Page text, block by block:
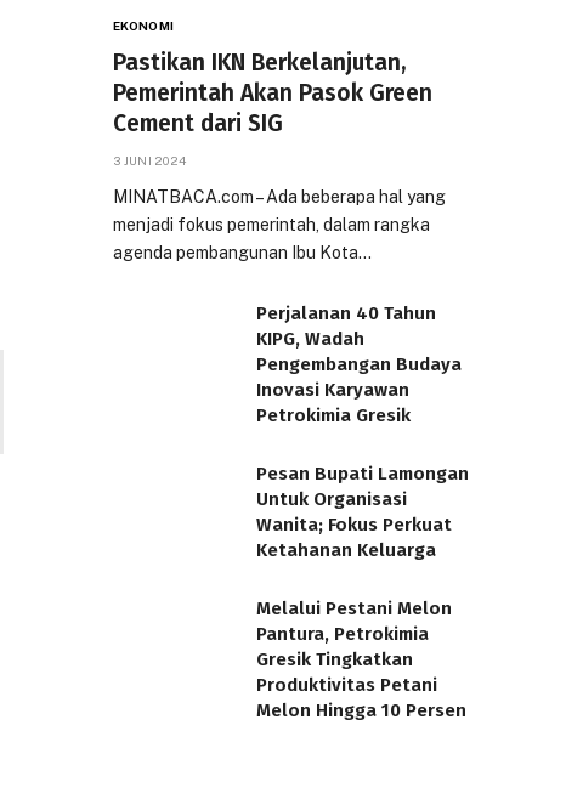
EKONOMI
Pastikan IKN Berkelanjutan,
Pemerintah Akan Pasok Green
Cement dari SIG
3 JUNI 2024
MINATBACA.com – Ada beberapa hal yang
menjadi fokus pemerintah, dalam rangka
agenda pembangunan Ibu Kota…
Perjalanan 40 Tahun
KIPG, Wadah
Pengembangan Budaya
Inovasi Karyawan
Petrokimia Gresik
Pesan Bupati Lamongan
Untuk Organisasi
Wanita; Fokus Perkuat
Ketahanan Keluarga
Melalui Pestani Melon
Pantura, Petrokimia
Gresik Tingkatkan
Produktivitas Petani
Melon Hingga 10 Persen